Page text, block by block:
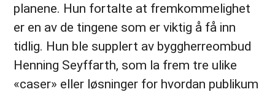
planene. Hun fortalte at fremkommelighet
er en av de tingene som er viktig å få inn
tidlig. Hun ble supplert av byggherreombud
Henning Seyffarth, som la frem tre ulike
«caser» eller løsninger for hvordan publikum